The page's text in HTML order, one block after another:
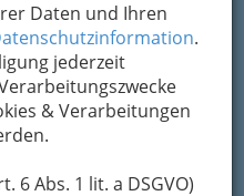
Daten und Ihren
.
jederzeit
& Verarbeitungen
6 Abs. 1 lit. a DSGVO)
sie auch während
treu bleib. Die
faszinierten Evelyn
sie sich einem
Aber nicht